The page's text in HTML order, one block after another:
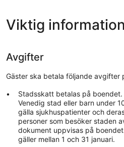
Viktig information
Avgifter
Gäster ska betala följande avgifter
Stadsskatt betalas på
Venedig stad eller barn under
gälla sjukhuspatienter och
personer som besöker staden
dokument uppvisas på
gäller mellan 1 och 31 januari.